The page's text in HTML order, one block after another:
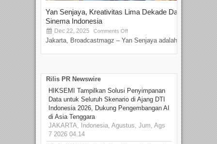
Yan Senjaya, Kreativitas Lima Dekade Dalam
Sinema Indonesia
Dec 22, 2025 Comments Off
Jakarta, Broadcastmagz – Yan Senjaya adalah...
Rilis PR Newswire
HIKSEMI Tampilkan Solusi Penyimpanan
Data untuk Seluruh Skenario di Ajang DTI
Indonesia 2026, Dukung Pengembangan AI
di Asia Tenggara
JAKARTA, Indonesia, Agustus, Jum, Ags
7 2026 04.14